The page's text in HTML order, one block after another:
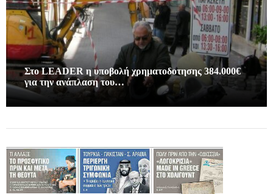
Στο LEADER η υποβολή χρηματοδοτησης 384.000€
για την ανάπλαση του…